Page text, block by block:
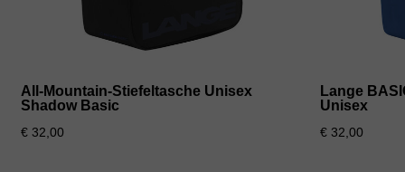
All-Mountain-Stiefeltasche Unisex
Shadow Basic
€ 32,00
Lange
Unisex
€ 32,00